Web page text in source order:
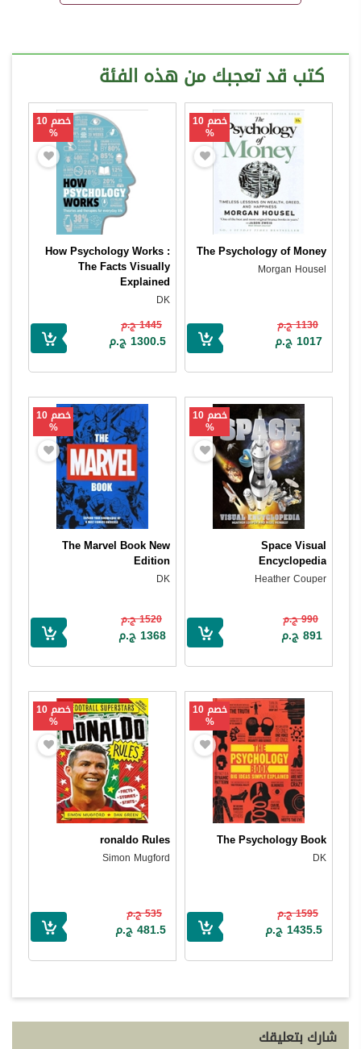
كتب قد تعجبك من هذه الفئة
خصم 10
%
The Psychology of Money
Morgan Housel
1130 ج.م
1017 ج.م
خصم 10
%
How Psychology Works :
The Facts Visually
Explained
DK
1445 ج.م
1300.5 ج.م
خصم 10
%
Space Visual
Encyclopedia
Heather Couper
990 ج.م
891 ج.م
خصم 10
%
The Marvel Book New
Edition
DK
1520 ج.م
1368 ج.م
خصم 10
%
The Psychology Book
DK
1595 ج.م
1435.5 ج.م
خصم 10
%
ronaldo Rules
Simon Mugford
535 ج.م
481.5 ج.م
شارك بتعليقك